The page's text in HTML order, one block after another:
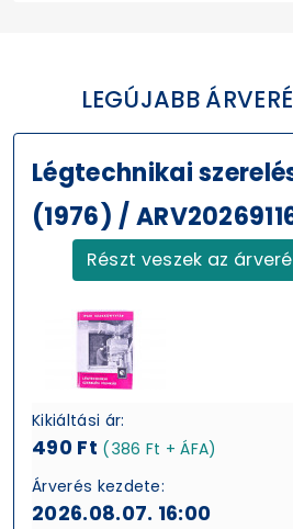
LEGÚJABB
Légtechnikai
(1976) /
Részt veszek az
Kikiáltási ár:
490 Ft (386 Ft + ÁFA)
Árverés kezdete:
2026.08.07. 16:00